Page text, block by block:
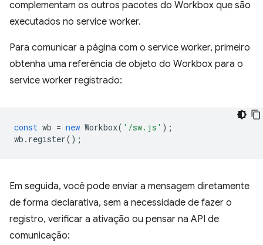
complementam os outros pacotes do Workbox que são
executados no service worker.
Para comunicar a página com o service worker, primeiro
obtenha uma referência de objeto do Workbox para o
service worker registrado:
const wb = new Workbox( '/sw.js' );
wb . register();
Em seguida, você pode enviar a mensagem diretamente
de forma declarativa, sem a necessidade de fazer o
registro, verificar a ativação ou pensar na API de
comunicação: